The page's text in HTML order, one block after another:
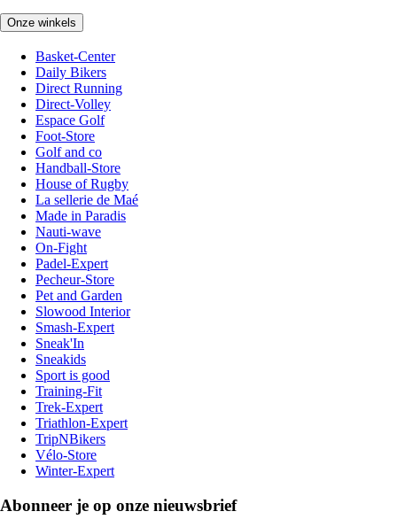
Onze winkels
Basket-Center
Daily Bikers
Direct Running
Direct-Volley
Espace Golf
Foot-Store
Golf and co
Handball-Store
House of Rugby
La sellerie de Maé
Made in Paradis
Nauti-wave
On-Fight
Padel-Expert
Pecheur-Store
Pet and Garden
Slowood Interior
Smash-Expert
Sneak'In
Sneakids
Sport is good
Training-Fit
Trek-Expert
Triathlon-Expert
TripNBikers
Vélo-Store
Winter-Expert
Abonneer je op onze nieuwsbrief